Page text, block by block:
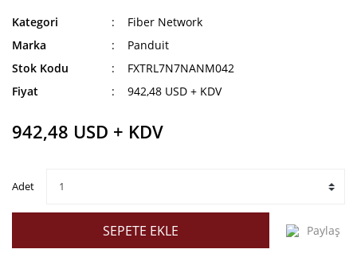
Kategori
Fiber Network
Marka
Panduit
Stok Kodu
FXTRL7N7NANM042
Fiyat
942,48 USD + KDV
942,48 USD + KDV
Adet
SEPETE EKLE Paylaş